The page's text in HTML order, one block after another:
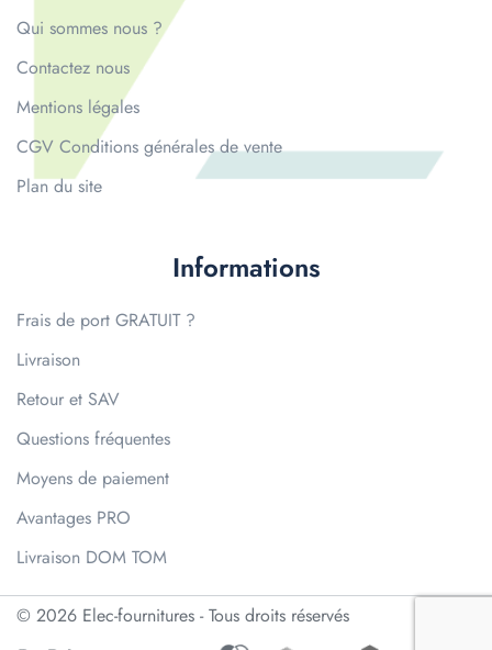
Qui sommes nous ?
Contactez nous
Mentions légales
CGV Conditions générales de vente
Plan du site
Informations
Frais de port GRATUIT ?
Livraison
Retour et SAV
Questions fréquentes
Moyens de paiement
Avantages PRO
Livraison DOM TOM
© 2026 Elec-fournitures - Tous droits réservés